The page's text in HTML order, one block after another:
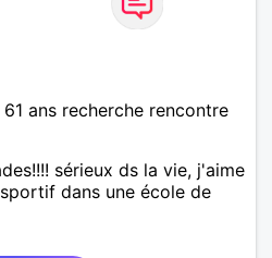
ans recherche rencontre
sérieux ds la vie, j'aime
dans une école de